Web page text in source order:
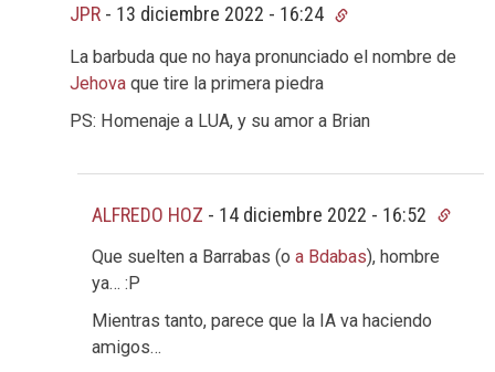
JPR - 13 diciembre 2022 - 16:24
La barbuda que no haya pronunciado el nombre de
Jehova que tire la primera piedra
PS: Homenaje a LUA, y su amor a Brian
ALFREDO HOZ - 14 diciembre 2022 - 16:52
Que suelten a Barrabas (o a Bdabas), hombre
ya… :P
Mientras tanto, parece que la IA va haciendo
amigos…